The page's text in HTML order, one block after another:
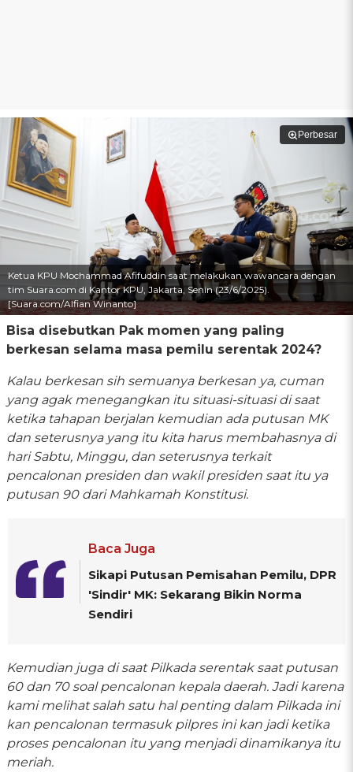
Perbesar
Ketua KPU Mochammad Afifuddin saat melakukan wawancara dengan
tim Suara.com di Kantor KPU, Jakarta, Senin (23/6/2025).
[Suara.com/Alfian Winanto]
Bisa disebutkan Pak momen yang paling
berkesan selama masa pemilu serentak 2024?
Kalau berkesan sih semuanya berkesan ya, cuman
yang agak menegangkan itu situasi-situasi di saat
ketika tahapan berjalan kemudian ada putusan MK
dan seterusnya yang itu kita harus membahasnya di
hari Sabtu, Minggu, dan seterusnya terkait
pencalonan presiden dan wakil presiden saat itu ya
putusan 90 dari Mahkamah Konstitusi.
Baca Juga
Sikapi Putusan Pemisahan Pemilu, DPR
'Sindir' MK: Sekarang Bikin Norma
Sendiri
Kemudian juga di saat Pilkada serentak saat putusan
60 dan 70 soal pencalonan kepala daerah. Jadi karena
kami melihat salah satu hal penting dalam Pilkada ini
kan pencalonan termasuk pilpres ini kan jadi ketika
proses pencalonan itu yang menjadi dinamikanya itu
meriah.